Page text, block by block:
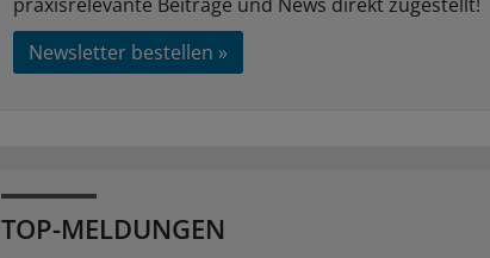
Newsletter bestellen »
TOP-MELDUNGEN